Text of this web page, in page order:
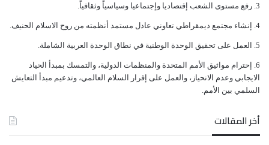
ﺭﻓﻊ ﻣﺴﺘﻮﻯ ﺍﻟﺸﻌﺐ ﺇﻗﺘﺼﺎﺩﻳﺎ ﻭﺇﺟﺘﻤﺎﻋﻴﺎ ﻭﺳﻴﺎﺳﻴﺎً ﻭﺛﻘﺎﻓﻴﺎً.
ﺇﻧﺸﺎﺀ ﻣﺠﺘﻤﻊ ﺩﻳﻤﻘﺮﺍﻃﻲ ﺗﻌﺎﻭﻧﻲ ﻋﺎﺩﻝ ﻣﺴﺘﻤﺪ ﺃﻧﻈﻤﺘﻪ ﻣﻦ ﺭﻭﺡ ﺍﻻﺳﻼﻡ ﺍﻟﺤﻨﻴﻒ.
ﺍﻟﻌﻤﻞ ﻋﻠﻰ ﺗﺤﻘﻴﻖ ﺍﻟﻮﺣﺪﺓ ﺍﻟﻮﻃﻨﻴﺔ ﻓﻲ ﻧﻄﺎﻕ ﺍﻟﻮﺣﺪﺓ ﺍﻟﻌﺮﺑﻴﺔ ﺍﻟﺸﺎﻣﻠﺔ.
ﺇﺣﺘﺮﺍﻡ ﻣﻮﺍﺛﻴﻖ الأﻣﻢ ﺍﻟﻤﺘﺤﺪﺓ ﻭﺍﻟﻤﻨﻈﻤﺎﺕ ﺍﻟﺪﻭﻟﻴﺔ، ﻭﺍﻟﺘﻤﺴﻚ ﺑﻤﺒﺪﺃ ﺍﻟﺤﻴﺎﺩ
ﺍﻻﻳﺠﺎﺑﻲ ﻭﻋﺪﻡ ﺍﻻﻧﺤﻴﺎﺯ، ﻭﺍﻟﻌﻤﻞ ﻋﻠﻰ ﺇﻗﺮﺍﺭ ﺍﻟﺴﻼﻡ ﺍﻟﻌﺎﻟﻤﻲ، ﻭﺗﺪﻋﻴﻢ ﻣﺒﺪﺃ ﺍﻟﺘﻌﺎﻳﺶ
ﺍﻟﺴﻠﻤﻲ ﺑﻴﻦ ﺍﻷﻣﻢ.
أخر المقالات